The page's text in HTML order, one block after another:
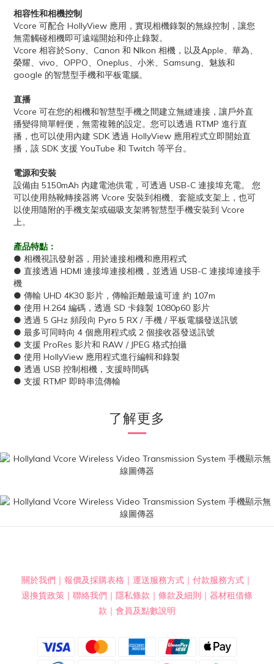
相容性和相機控制
Vcore 可配合 HollyView 應用，實現相機錄製的無線控制，讓您
無需觸碰相機即可遠端開始和停止錄製。
Vcore 相容於Sony、Canon 和 NIkon 相機，以及Apple、華為、
榮耀、vivo、OPPO、Oneplus、小米、Samsung、魅族和
google 的智慧型手機和平板電腦。
直播
Vcore 可在您的相機和智慧型手機之間建立無縫連接，讓戶外直
播變得簡單輕便，無需複雜的設定。您可以透過 RTMP 進行直
播，也可以使用內建 SDK 透過 HollyView 應用程式立即開始直
播，該 SDK 支援 YouTube 和 Twitch 等平台。
電源和安裝
設備由 5150mAh 內建電池供電，可透過 USB-C 連接埠充電。 您
可以使用熱靴轉接器將 Vcor​​e 安裝到相機、套籠或支架上，也可
以使用隨附的手機支架或磁吸支架將智慧型手機安裝到 Vcor​​e
上。
產品特點：
● 相機視訊發射器，用於連接相機和應用程式
● 直接透過 HDMI 連接埠連接相機，並透過 USB-C 連接埠連接手
機
● 傳輸 UHD 4K30 影片，傳輸距離最遠可達 約 107m
● 使用 H.264 編碼，透過 SD 卡錄製 1080p60 影片
● 透過 5 GHz 頻段向 Pyro 5 RX / 手機 / 平板電腦發送訊號
● 最多可同時向 4 個應用程式或 2 個接收器發送訊號
● 支援 ProRes 影片和 RAW / JPEG 格式拍攝
● 使用 HollyView 應用程式進行編輯和錄製
● 透過 USB 控制相機，支援時間碼
● 支援 RTMP 即時串流傳輸
了解更多
關於我們 ｜ 報價及採購表格 ｜ 運送服務方式 ｜ 付款服務方式 ｜
退換貨政策 ｜ 聯絡我們 ｜ 隱私條款 ｜ 條款及細則 ｜ 器材租借條
款 ｜ 會員及點數說明